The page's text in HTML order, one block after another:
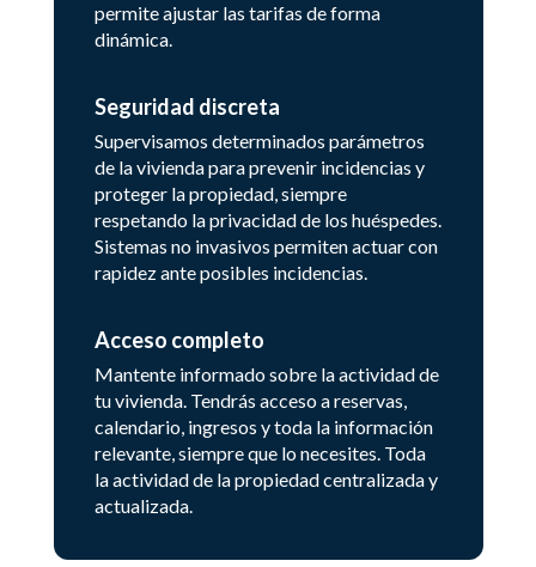
permite ajustar las tarifas de forma
dinámica.
Seguridad discreta
Supervisamos determinados parámetros
de la vivienda para prevenir incidencias y
proteger la propiedad, siempre
respetando la privacidad de los huéspedes.
Sistemas no invasivos permiten actuar con
rapidez ante posibles incidencias.
Acceso completo
Mantente informado sobre la actividad de
tu vivienda. Tendrás acceso a reservas,
calendario, ingresos y toda la información
relevante, siempre que lo necesites. Toda
la actividad de la propiedad centralizada y
actualizada.